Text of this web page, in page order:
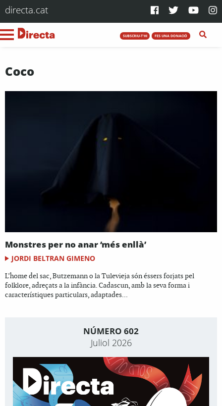
directa.cat
SUBSCRIU-T'HI FES UNA DONACIÓ
Coco
Monstres per no anar ‘més enllà’
JORDI BELTRAN GIMENO
L’home del sac, Butzemann o la Tulevieja són éssers forjats pel
folklore, adreçats a la infància. Cadascun, amb la seva forma i
característiques particulars, adaptades...
NÚMERO 602
Juliol 2026